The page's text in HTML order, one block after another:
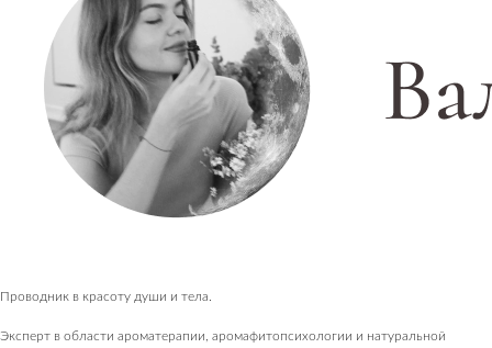
Проводник в красоту души и тела.
Эксперт в области ароматерапии, аромафитопсихологии и натуральной